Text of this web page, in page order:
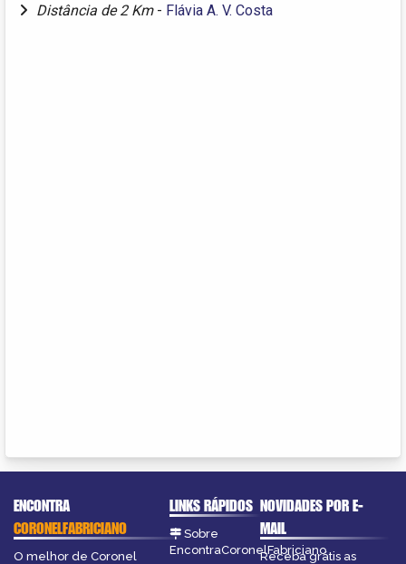
Distância de 2 Km - Flávia A. V. Costa
ENCONTRA
CORONELFABRICIANO
O melhor de Coronel
LINKS RÁPIDOS
Sobre
EncontraCoronelFabriciano
NOVIDADES POR E-
MAIL
Receba grátis as